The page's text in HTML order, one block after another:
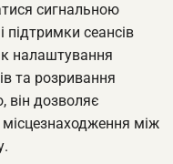
сигнальною
сеансів
налаштування
та розривання
він дозволяє
між